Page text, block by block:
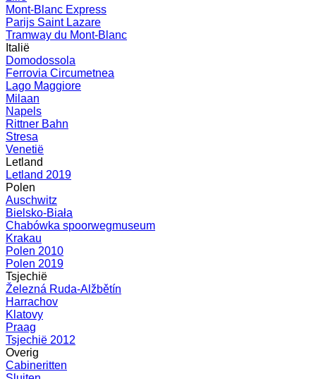
Mont-Blanc Express
Parijs Saint Lazare
Tramway du Mont-Blanc
Italië
Domodossola
Ferrovia Circumetnea
Lago Maggiore
Milaan
Napels
Rittner Bahn
Stresa
Venetië
Letland
Letland 2019
Polen
Auschwitz
Bielsko-Biała
Chabówka spoorwegmuseum
Krakau
Polen 2010
Polen 2019
Tsjechië
Železná Ruda-Alžbětín
Harrachov
Klatovy
Praag
Tsjechië 2012
Overig
Cabineritten